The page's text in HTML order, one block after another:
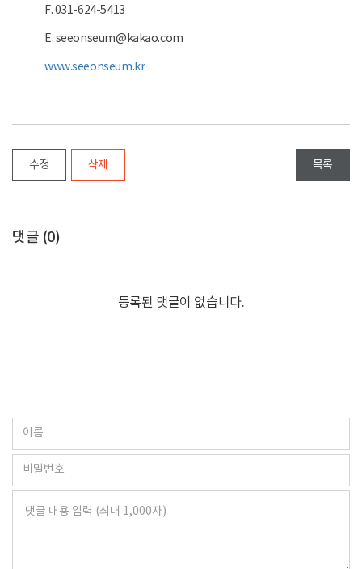
F. 031-624-5413
E. seeonseum@kakao.com
www.seeonseum.kr
수정 삭제 목록
댓글 (0)
등록된 댓글이 없습니다.